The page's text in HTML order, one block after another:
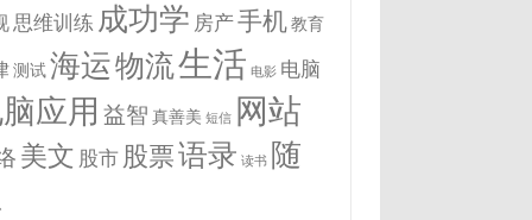
思维训练 成功学 房产手机 教育
测试 海运物流生活 电影 电脑
应用 益智 真善美 短信 网站
美文 股市 股票语录 读书 随